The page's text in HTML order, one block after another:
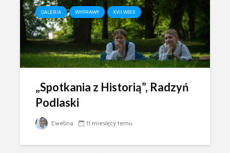
GALERIA WYPRAWY XVII WIEK
„Spotkania z Historią”, Radzyń
Podlaski
Ewelina 11 miesięcy temu